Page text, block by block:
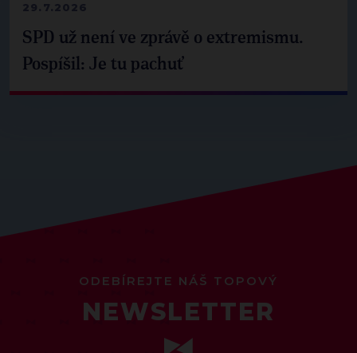
29.7.2026
SPD už není ve zprávě o extremismu.
Pospíšil: Je tu pachuť
ODEBÍREJTE NÁŠ TOPOVÝ
NEWSLETTER